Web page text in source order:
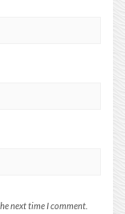
next time I comment.